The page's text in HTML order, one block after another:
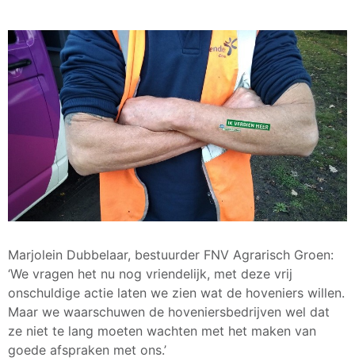
Marjolein Dubbelaar, bestuurder FNV Agrarisch Groen:
‘We vragen het nu nog vriendelijk, met deze vrij
onschuldige actie laten we zien wat de hoveniers willen.
Maar we waarschuwen de hoveniersbedrijven wel dat
ze niet te lang moeten wachten met het maken van
goede afspraken met ons.’